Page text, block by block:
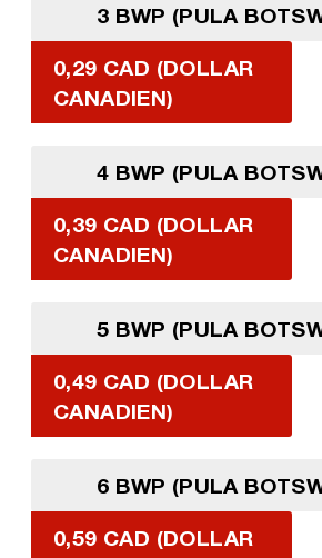
3 BWP (PULA
0,29 CAD (DOLLAR
CANADIEN)
4 BWP (PULA
0,39 CAD (DOLLAR
CANADIEN)
5 BWP (PULA
0,49 CAD (DOLLAR
CANADIEN)
6 BWP (PULA
0,59 CAD (DOLLAR